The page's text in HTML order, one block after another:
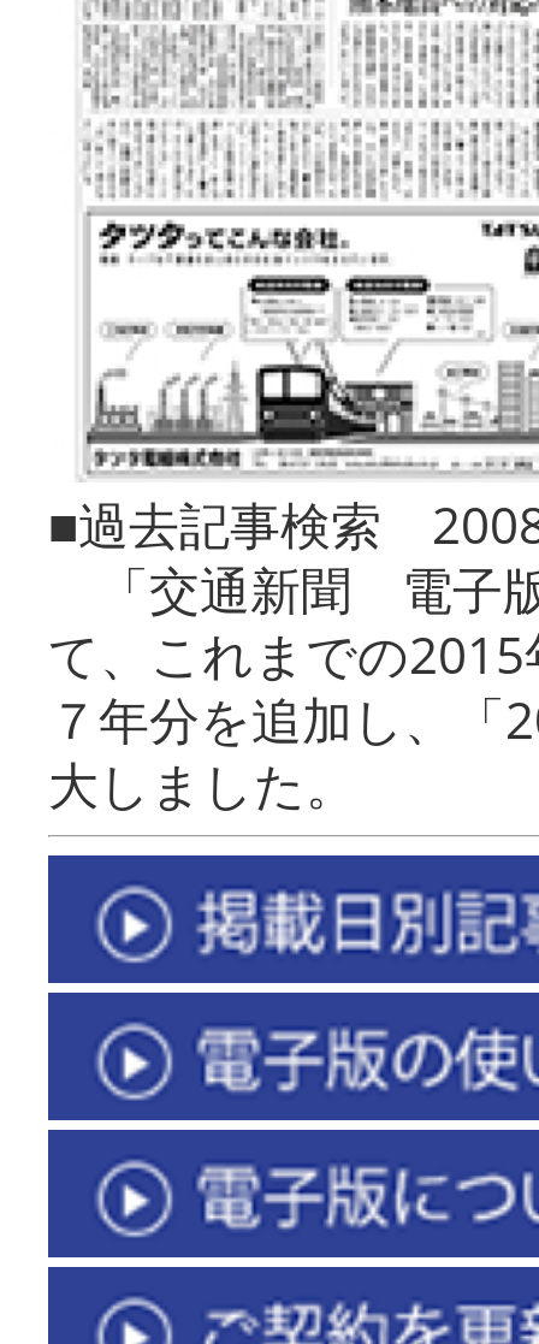
■過去記事検索
「交通新聞 電子
て、これまでの
７年分を追加し、「
大しまし